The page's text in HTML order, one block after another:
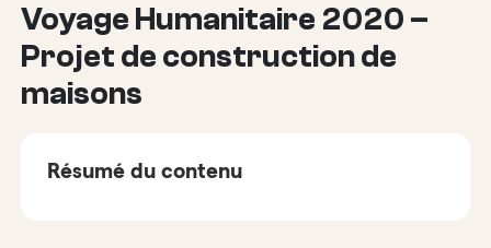
Voyage Humanitaire 2020 –
Projet de construction de
maisons
Résumé du contenu